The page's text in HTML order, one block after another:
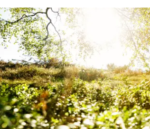
n
h
i
s
t
o
w
e
g
s
z
u
u
f
d
e
m
L